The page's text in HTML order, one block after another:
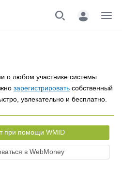
о любом участнике системы
зарегистрировать собственный
увлекательно и бесплатно.
при помощи WMID
в WebMoney